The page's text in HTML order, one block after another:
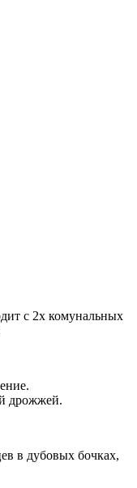
с 2х комунальных
дрожжей.
в дубовых бочках,